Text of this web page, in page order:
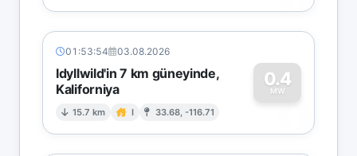
01:53:54 03.08.2026
Idyllwild'in 7 km güneyinde,
Kaliforniya
15.7 km I 33.68, -116.71
0.4
MW
0